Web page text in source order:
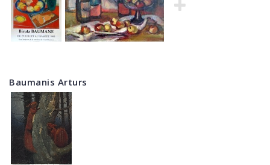
Baumanis Arturs